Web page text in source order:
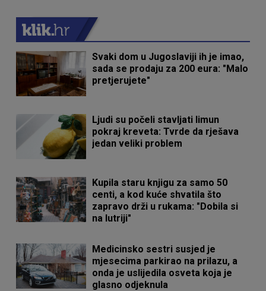
Svaki dom u Jugoslaviji ih je imao,
sada se prodaju za 200 eura: "Malo
pretjerujete"
Ljudi su počeli stavljati limun
pokraj kreveta: Tvrde da rješava
jedan veliki problem
Kupila staru knjigu za samo 50
centi, a kod kuće shvatila što
zapravo drži u rukama: "Dobila si
na lutriji"
Medicinsko sestri susjed je
mjesecima parkirao na prilazu, a
onda je uslijedila osveta koja je
glasno odjeknula